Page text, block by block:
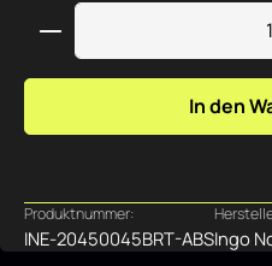
Produkt Anzahl: Gib
In den
Produktnummer:
INE-20450045BRT-ABSIngo